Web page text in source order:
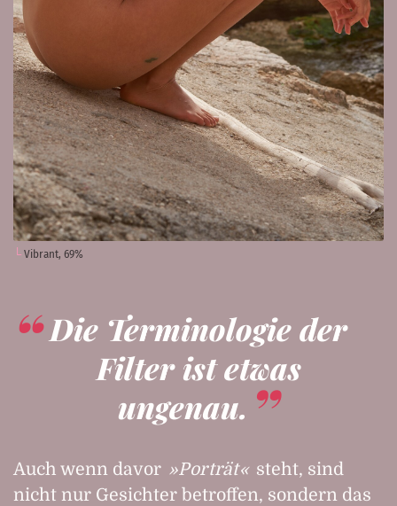
Vibrant, 69%
Die Terminologie der
Filter ist etwas
ungenau.
Auch wenn davor Porträt
steht, sind
nicht nur Gesichter betroffen, sondern das